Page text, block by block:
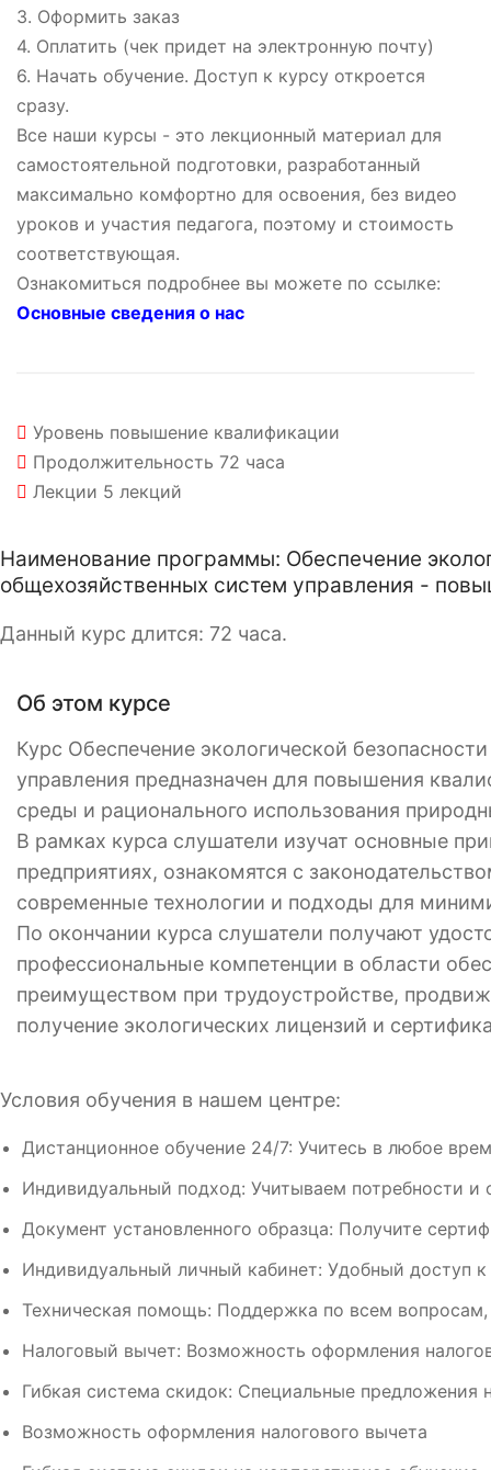
3. Оформить заказ
4. Оплатить (чек придет на электронную почту)
6. Начать обучение. Доступ к курсу откроется
сразу.
Все наши курсы - это лекционный материал для
самостоятельной подготовки, разработанный
максимально комфортно для освоения, без видео
уроков и участия педагога, поэтому и стоимость
соответствующая.
Ознакомиться подробнее вы можете по ссылке:
Основные сведения о нас
Уровень повышение квалификации
Продолжительность 72 часа
Лекции 5 лекций
Наименование программы: Обеспечение
общехозяйственных систем управления -
Данный курс длится: 72 часа.
Об этом курсе
Курс Обеспечение экологической
управления предназначен для повышения
среды и рационального использования
В рамках курса слушатели изучат основные
предприятиях, ознакомятся с
современные технологии и подходы для
По окончании курса слушатели получают
профессиональные компетенции в области
преимуществом при трудоустройстве,
получение экологических лицензий и
Условия обучения в нашем центре:
Дистанционное обучение 24/7: Учитесь в любое
Индивидуальный подход: Учитываем потребности и
Документ установленного образца: Получите
Индивидуальный личный кабинет: Удобный доступ
Техническая помощь: Поддержка по всем
Налоговый вычет: Возможность оформления
Гибкая система скидок: Специальные предложения
Возможность оформления налогового вычета